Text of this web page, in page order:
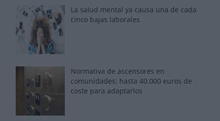
La salud mental ya causa una de cada
cinco bajas laborales
Normativa de ascensores en
comunidades: hasta 40.000 euros de
coste para adaptarlos